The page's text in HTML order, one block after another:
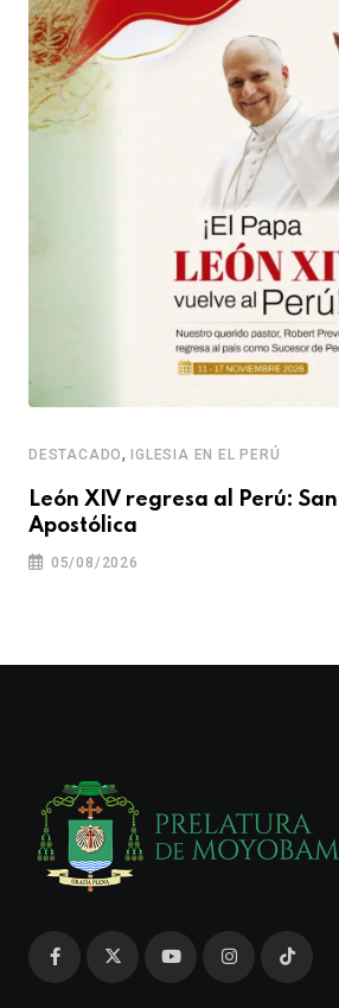
DESTACADO,IGLESIA EN EL PERÚ
León XIV regresa al Perú:
Apostólica
05/08/2026